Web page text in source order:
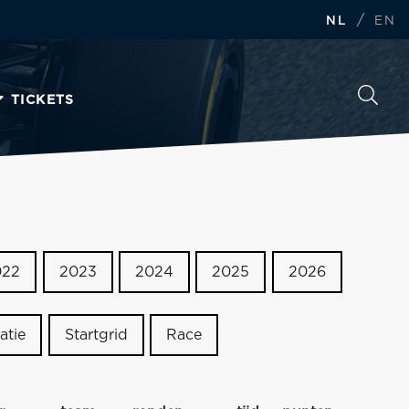
NL / EN
TICKETS
2023 2024 2025 2026
Startgrid Race